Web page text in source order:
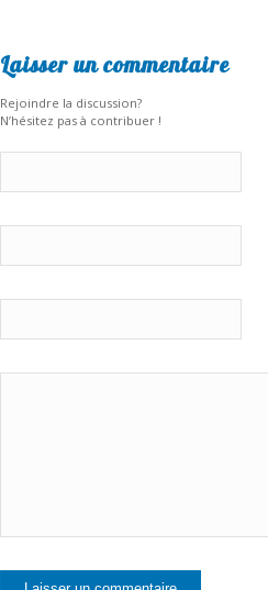
Laisser un commentaire
Rejoindre la discussion?
N’hésitez pas à contribuer !